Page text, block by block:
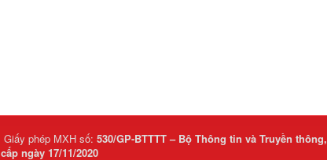
Giấy phép MXH số: 530/GP-BTTTT – Bộ Thông tin và Truyền thông,
cấp ngày 17/11/2020